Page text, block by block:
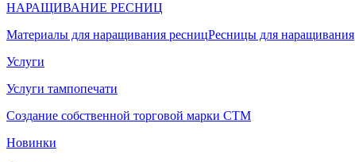
НАРАЩИВАНИЕ РЕСНИЦ
Материалы для наращивания ресницРесницы для наращивания
Услуги
Услуги тампопечати
Создание собственной торговой марки СТМ
Новинки